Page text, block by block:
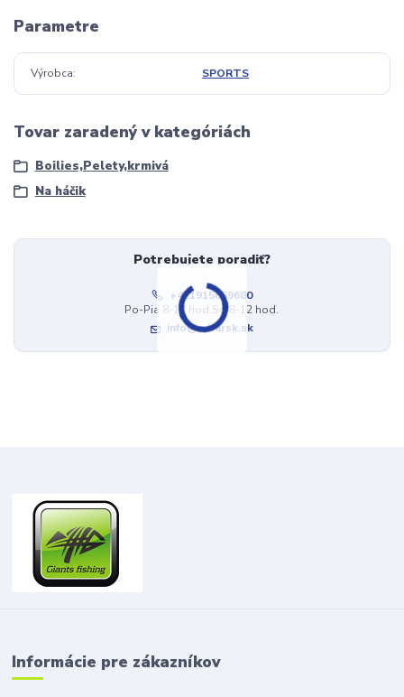
Parametre
Výrobca SPORTS
Tovar zaradený v kategóriách
Boilies,Pelety,krmivá
Na háčik
Potrebujete poradiť?
+421915659680
Po-Pia 8-17 hod.So 8-12 hod.
info@rybarsk.sk
Informácie pre zákazníkov